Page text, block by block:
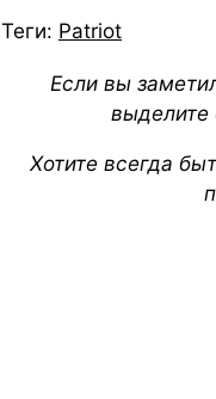
Теги: Patriot
Если вы
Хотите всегда